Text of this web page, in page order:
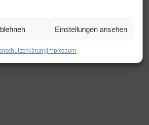
Einstellungen ansehen
Impressum